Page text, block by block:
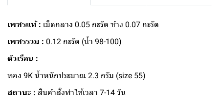
เพชรแท้ : เม็ดกลาง 0.05 กะรัต ข้าง 0.07 กะรัต
เพชรรวม : 0.12 กะรัต (น้ำ 98-100)
ตัวเรือน :
ทอง 9K น้ำหนักประมาณ 2.3 กรัม (size 55)
สถานะ : สินค้าสั่งทำใช้เวลา 7-14 วัน